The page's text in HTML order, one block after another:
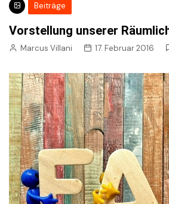
Beiträge
Vorstellung unserer
Marcus Villani 17. Februar 2016